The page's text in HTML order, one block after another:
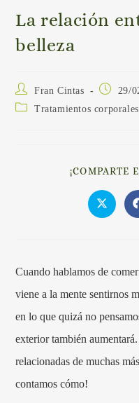
La relación
belleza
Fran Cintas
29/
Tratamientos corporales
¡COMPARTE
Cuando hablamos de
viene a la mente sentirnos
en lo que quizá no
exterior también
relacionadas de muchas
contamos cómo!